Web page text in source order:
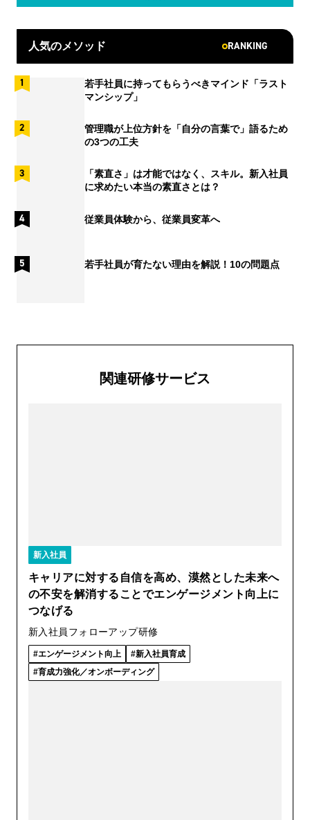
人気のメソッド RANKING
若手社員に持ってもらうべきマインド「ラスト
マンシップ」
管理職が上位方針を「自分の言葉で」語るため
の3つの工夫
「素直さ」は才能ではなく、スキル。新入社員
に求めたい本当の素直さとは？
従業員体験から、従業員変革へ
若手社員が育たない理由を解説！10の問題点
関連研修サービス
新入社員
キャリアに対する自信を高め、漠然とした未来へ
の不安を解消することでエンゲージメント向上に
つなげる
新入社員フォローアップ研修
エンゲージメント向上
新入社員育成
育成力強化／オンボーディング